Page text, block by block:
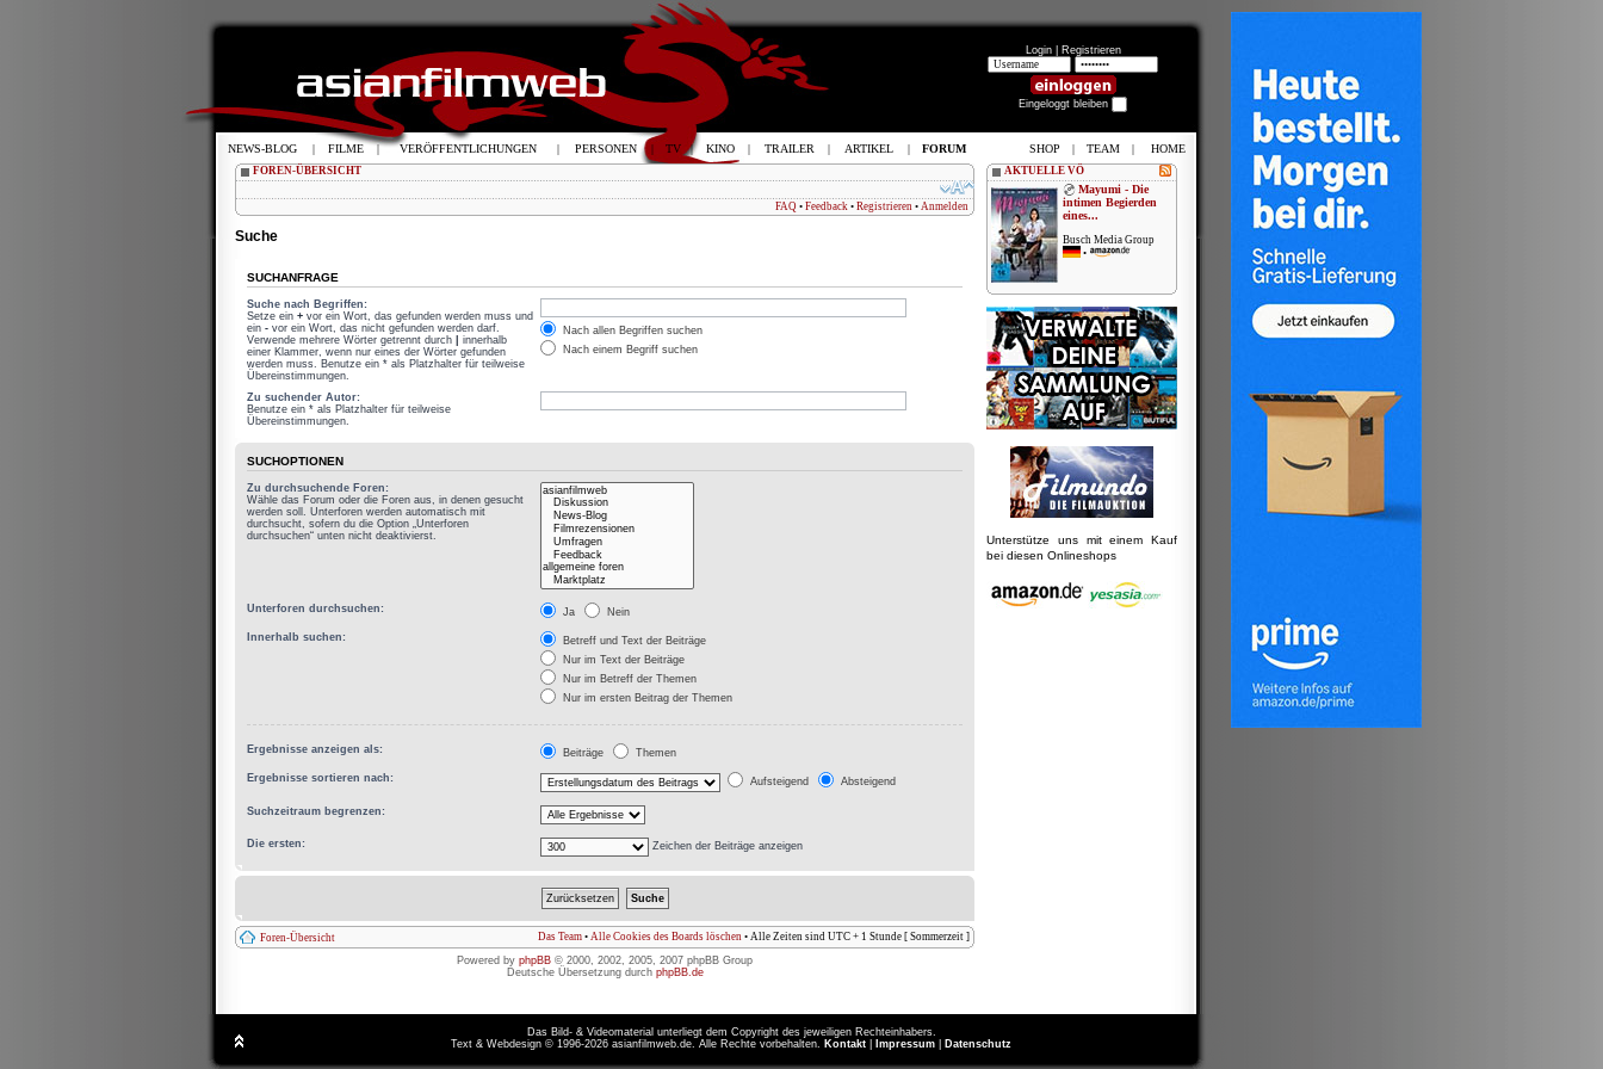
Login | Registrieren
Eingeloggt bleiben
FOREN-ÜBERSICHT
FAQ • Feedback • Registrieren • Anmelden
Suche
SUCHANFRAGE
Suche nach Begriffen:
Setze ein + vor ein Wort, das gefunden werden muss und
ein - vor ein Wort, das nicht gefunden werden darf.
Verwende mehrere Wörter getrennt durch
innerhalb
einer Klammer, wenn nur eines der Wörter gefunden
werden muss. Benutze ein * als Platzhalter für teilweise
Übereinstimmungen.
Nach allen Begriffen suchen
Nach einem Begriff suchen
Zu suchender Autor:
Benutze ein * als Platzhalter für teilweise
Übereinstimmungen.
SUCHOPTIONEN
Zu durchsuchende Foren:
Wähle das Forum oder die Foren aus, in denen gesucht
werden soll. Unterforen werden automatisch mit
durchsucht, sofern du die Option „Unterforen
durchsuchen“ unten nicht deaktivierst.
Unterforen durchsuchen: Ja Nein
Innerhalb suchen:
Betreff und Text der Beiträge
Nur im Text der Beiträge
Nur im Betreff der Themen
Nur im ersten Beitrag der Themen
Ergebnisse anzeigen als: Beiträge Themen
Ergebnisse sortieren nach: Aufsteigend Absteigend
Suchzeitraum begrenzen:
Die ersten: Zeichen der Beiträge anzeigen
Foren-Übersicht Das Team • Alle Cookies des Boards löschen • Alle Zeiten sind UTC + 1 Stunde [ Sommerzeit ]
Powered by phpBB © 2000, 2002, 2005, 2007 phpBB Group
Deutsche Übersetzung durch phpBB.de
AKTUELLE VÖ
Mayumi - Die
intimen Begierden
eines...
Busch Media Group
•
Unterstütze uns mit einem Kauf
bei diesen Onlineshops
Das Bild- & Videomaterial unterliegt dem Copyright des jeweiligen Rechteinhabers.
Text & Webdesign © 1996-2026 asianfilmweb.de. Alle Rechte vorbehalten. Kontakt Impressum Datenschutz
NEWS-BLOG | FILME | VERÖFFENTLICHUNGEN | PERSONEN | TV | KINO | TRAILER | ARTIKEL | FORUM SHOP | TEAM | HOME